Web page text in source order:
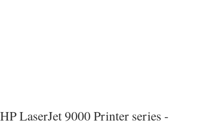
HP LaserJet 9000 Printer series -